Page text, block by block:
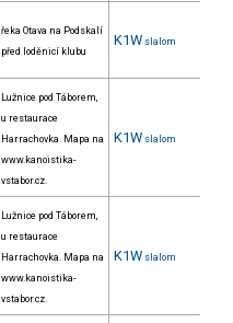
řeka Otava na Podskalí
před loděnicí klubu
K1W slalom
Lužnice pod Táborem,
u restaurace
Harrachovka. Mapa na
www.kanoistika-
vstabor.cz.
K1W slalom
Lužnice pod Táborem,
u restaurace
Harrachovka. Mapa na
www.kanoistika-
vstabor.cz.
K1W slalom